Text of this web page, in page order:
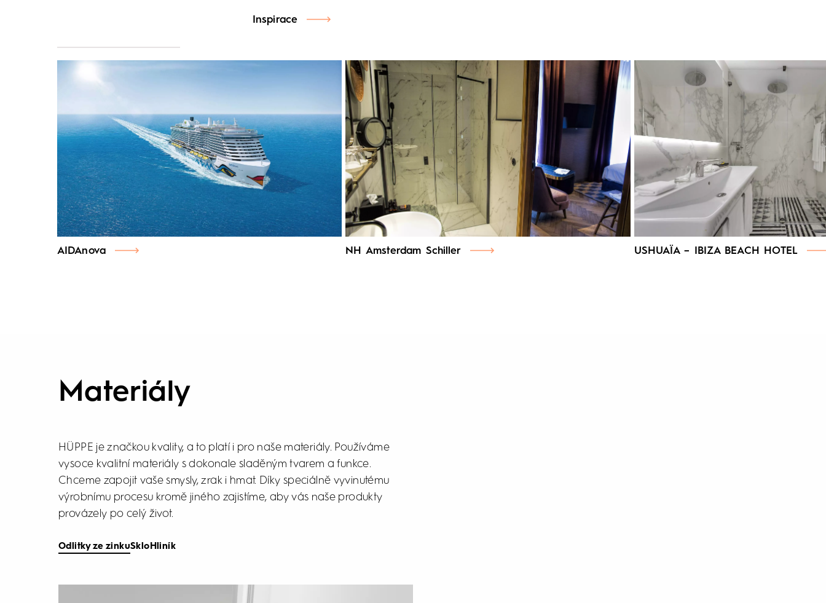
Inspirace
AIDAnova NH Amsterdam Schiller USHUAÏA – IBIZA BEACH HOTEL
Materiály
HÜPPE je značkou kvality, a to platí i pro naše materiály. Používáme
vysoce kvalitní materiály s dokonale sladěným tvarem a funkce.
Chceme zapojit vaše smysly, zrak i hmat. Díky speciálně vyvinutému
výrobnímu procesu kromě jiného zajistíme, aby vás naše produkty
provázely po celý život.
Odlitky ze zinkuSklo Hliník